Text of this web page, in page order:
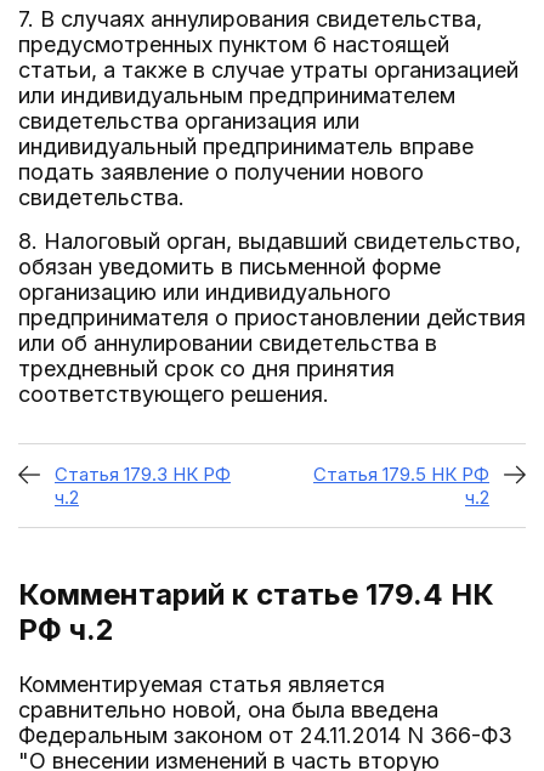
7. В случаях аннулирования свидетельства,
предусмотренных пунктом 6 настоящей
статьи, а также в случае утраты организацией
или индивидуальным предпринимателем
свидетельства организация или
индивидуальный предприниматель вправе
подать заявление о получении нового
свидетельства.
8. Налоговый орган, выдавший свидетельство,
обязан уведомить в письменной форме
организацию или индивидуального
предпринимателя о приостановлении действия
или об аннулировании свидетельства в
трехдневный срок со дня принятия
соответствующего решения.
Статья 179.3 НК РФ
ч.2
Статья 179.5 НК РФ
ч.2
Комментарий к статье 179.4 НК
РФ ч.2
Комментируемая статья является
сравнительно новой, она была введена
Федеральным законом от 24.11.2014 N 366-ФЗ
"О внесении изменений в часть вторую